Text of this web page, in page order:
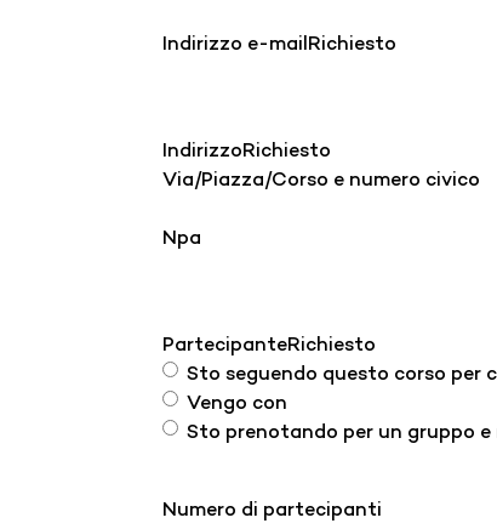
Indirizzo e-mailRichiesto
IndirizzoRichiesto
Via/Piazza/Corso e numero civico
Npa
PartecipanteRichiesto
Sto seguendo questo corso per
Vengo con
Sto prenotando per un gruppo
Numero di partecipanti